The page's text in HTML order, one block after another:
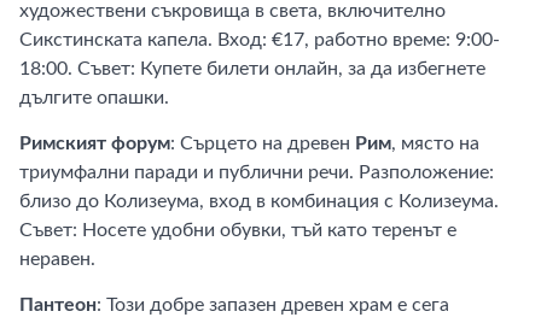
художествени съкровища в света, включително
Сикстинската капела. Вход: €17, работно време: 9:00-
18:00. Съвет: Купете билети онлайн, за да избегнете
дългите опашки.
Римският форум: Сърцето на древен Рим, място на
триумфални паради и публични речи. Разположение:
близо до Колизеума, вход в комбинация с Колизеума.
Съвет: Носете удобни обувки, тъй като теренът е
неравен.
Пантеон: Този добре запазен древен храм е сега